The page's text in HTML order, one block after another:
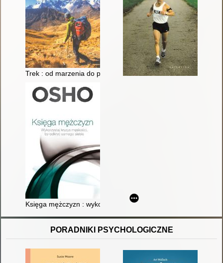
Trek : od marzenia do przygody, wszystko o wędrowaniu
Księga mężczyzn : wykorzystaj "kryzys męskości", by odkryć
PORADNIKI PSYCHOLOGICZNE